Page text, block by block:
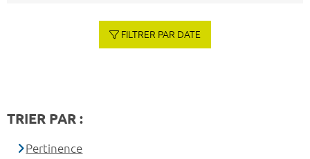
FILTRER PAR DATE
TRIER PAR :
Pertinence